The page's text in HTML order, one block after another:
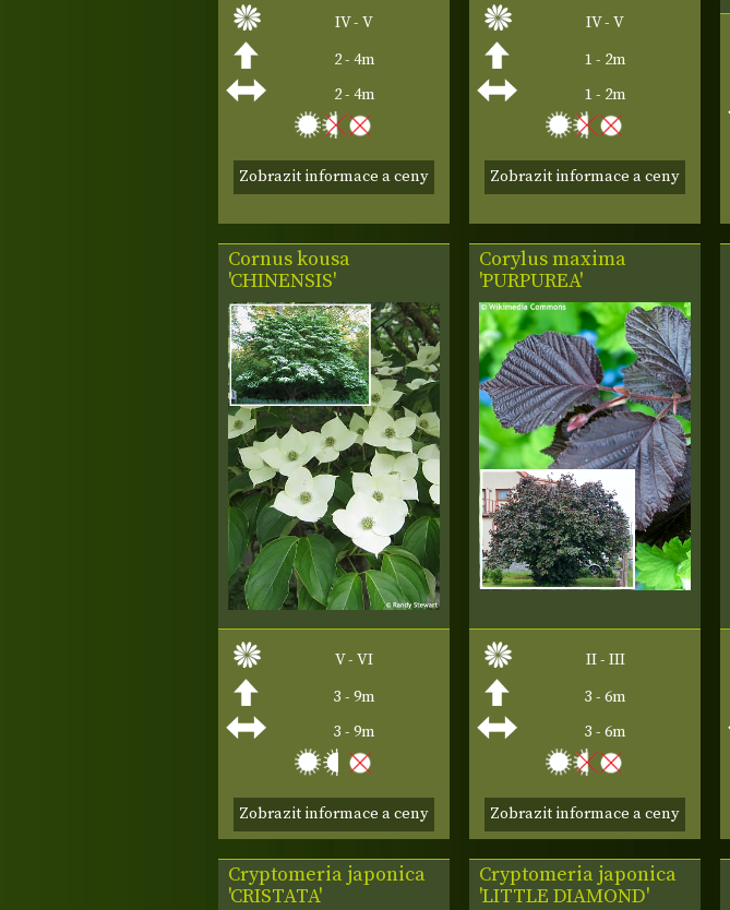
IV - V
2 - 4m
2 - 4m
Zobrazit informace a ceny
IV - V
1 - 2m
1 - 2m
Zobrazit informace a ceny
Cornus kousa
'CHINENSIS'
V - VI
3 - 9m
3 - 9m
Zobrazit informace a ceny
Corylus maxima
'PURPUREA'
II - III
3 - 6m
3 - 6m
Zobrazit informace a ceny
Cryptomeria japonica
'CRISTATA'
Cryptomeria japonica
'LITTLE DIAMOND'